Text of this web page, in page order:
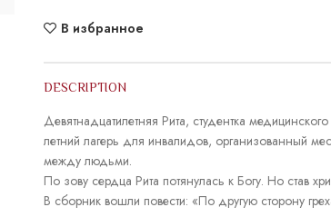
В избранное
DESCRIPTION
Девятнадцатилетняя Рита, студентка
летний лагерь для инвалидов, организованный
между людьми.
По зову сердца Рита потянулась к Богу. Но став
В сборник вошли повести: «По другую сторону